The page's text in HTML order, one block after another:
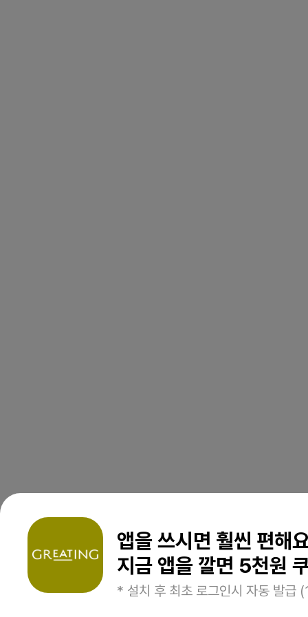
앱을 쓰시면 훨씬 편해
지금 앱을 깔면 5천원
* 설치 후 최초 로그인시 자동 발급